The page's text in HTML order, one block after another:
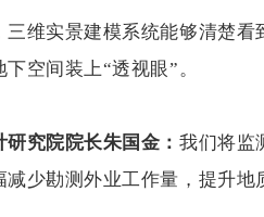
维实景建模系统能够清楚看
空间装上“透视眼”。
究院院长朱国金： 我们将监
少勘测外业工作量，提升地